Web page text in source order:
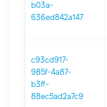
b03a-
636ed842a147
c93cd917-
985f-4a87-
b3ff-
88ec5ad2a7c9